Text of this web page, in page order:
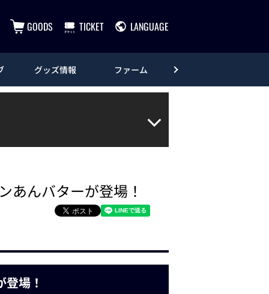
GOODS TICKET LANGUAGE
グッズ情報 ファーム
んバターが登場！
場！